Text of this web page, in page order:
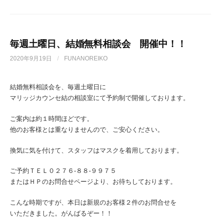
毎週土曜日、結婚無料相談会 開催中！！
2020年9月19日 / FUNANOREIKO
結婚無料相談会を、毎週土曜日に
マリッジカウンセ結の相談室にて予約制で開催しております。
ご案内は約１時間ほどです。
他のお客様とは重なりませんので、ご安心ください。
換気に気を付けて、スタッフはマスクを着用しております。
ご予約ＴＥＬ０２７６-８８-９９７５
またはＨＰのお問合せページより、お待ちしております。
こんな時期ですが、本日は新規のお客様２件のお問合せを
いただきました。がんばるぞー！！